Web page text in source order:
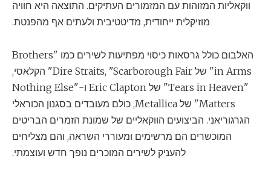
ווקאליות המזוהות עם המזמורים העתיקים. התוצאה היא חוויה
מוזיקלית ייחודית, מדיטטיבית ולעתים אף מהפנטת.
האלבום כולל גרסאות כיסוי מפתיעות לשירים כמו "Brothers
in Arms" של Dire Straits, "Scarborough Fair" הקלאסי,
"Tears in Heaven" של Eric Clapton ו-"Nothing Else
Matters" של Metallica, כולם מעובדים בסגנון הכוראלי
הגרגוריאני. הביצועים הווקאליים של שמונת הזמרים הבריטים
המוכשרים הם מרשימים ומעוררי השראה, והם מצליחים
להעניק לשירים המוכרים נופך חדש ועוצמתי.